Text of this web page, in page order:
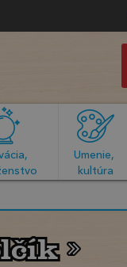
Umenie,
kultúra